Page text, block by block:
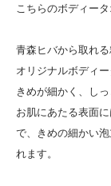
こちらのボディー
青森ヒバから取れ
オリジナルボディー
きめが細かく、し
お肌にあたる表面
で、きめの細かい
れます。